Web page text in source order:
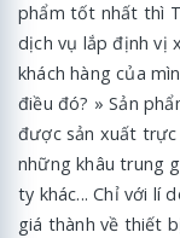
phẩm tốt nhất thì
dịch vụ lắp định vị
khách hàng của
điều đó? » Sản
được sản xuất trực
những khâu trung
ty khác... Chỉ với lí
giá thành về thiết